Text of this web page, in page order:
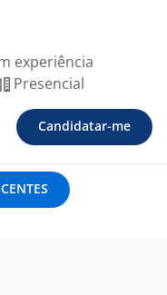
experiência
Presencial
Candidatar-me